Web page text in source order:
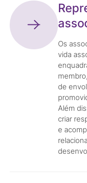
Os
vida
de
Além
criar
e